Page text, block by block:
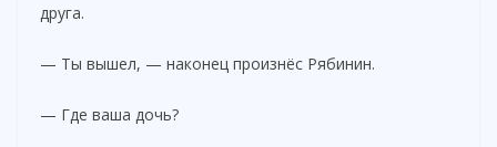
друга.
— Ты вышел, — наконец произнёс Рябинин.
— Где ваша дочь?